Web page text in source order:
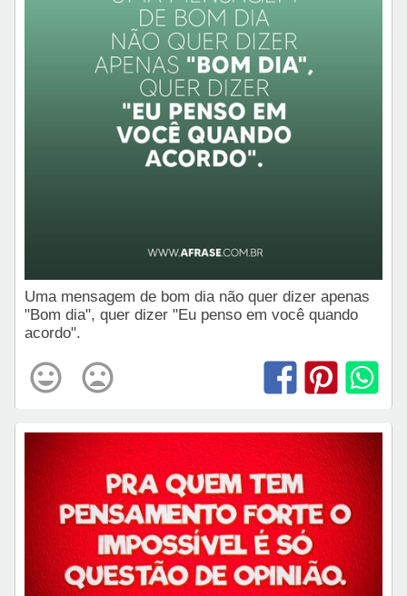
Uma mensagem de bom dia não quer dizer apenas
"Bom dia", quer dizer "Eu penso em você quando
acordo".